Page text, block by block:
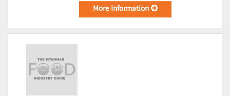
More Information